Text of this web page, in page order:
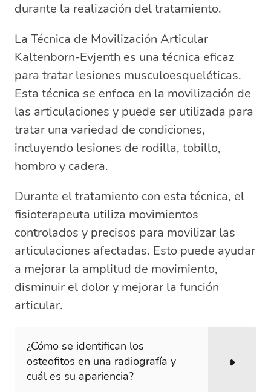
durante la realización del tratamiento.
La Técnica de Movilización Articular
Kaltenborn-Evjenth es una técnica eficaz
para tratar lesiones musculoesqueléticas.
Esta técnica se enfoca en la movilización de
las articulaciones y puede ser utilizada para
tratar una variedad de condiciones,
incluyendo lesiones de rodilla, tobillo,
hombro y cadera.
Durante el tratamiento con esta técnica, el
fisioterapeuta utiliza movimientos
controlados y precisos para movilizar las
articulaciones afectadas. Esto puede ayudar
a mejorar la amplitud de movimiento,
disminuir el dolor y mejorar la función
articular.
¿Cómo se identifican los
osteofitos en una radiografía y
cuál es su apariencia?